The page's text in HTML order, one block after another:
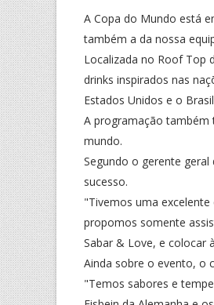
A Copa do Mundo está
também a da nossa
Localizada no Roof Top
drinks inspirados nas
Estados Unidos e o
A programação também
mundo.
Segundo o gerente
sucesso.
"Tivemos uma
propomos somente
Sabar & Love, e colocar
Ainda sobre o evento, o
"Temos sabores e